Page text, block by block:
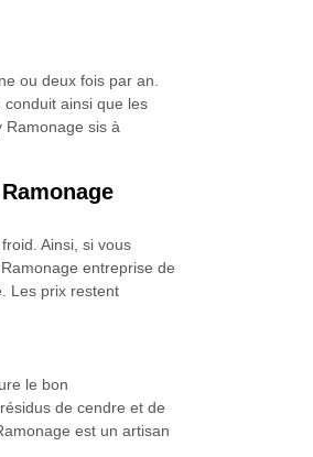
ou deux fois par an.
conduit ainsi que les
Ramonage sis à
Ainsi, si vous
entreprise de
Les prix restent
le bon
de cendre et de
est un artisan